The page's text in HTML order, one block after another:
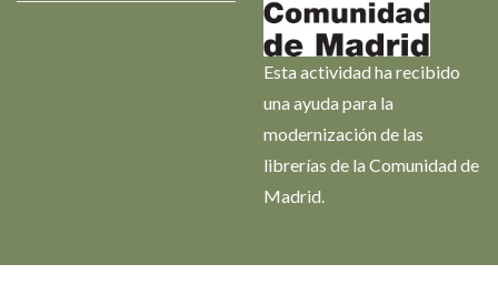
Esta actividad ha recibido
una ayuda para la
modernización de las
librerías de la Comunidad de
Madrid.